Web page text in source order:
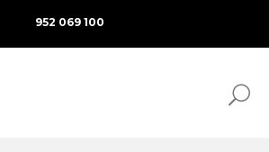
952 069 100